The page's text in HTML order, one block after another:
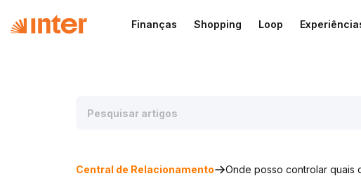
Finanças Shopping Loop
Central de Relacionamento Onde posso controlar quais